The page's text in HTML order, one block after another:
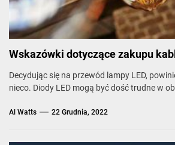
Wskazówki dotyczące zakupu
Decydując się na przewód lampy LED,
nieco. Diody LED mogą być dość trudne w
Al Watts 22 Grudnia, 2022